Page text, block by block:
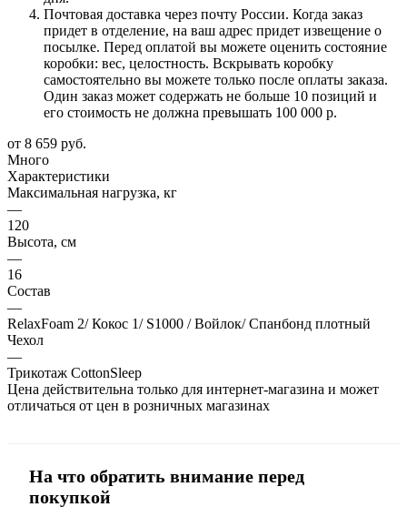
Почтовая доставка через почту России. Когда заказ
придет в отделение, на ваш адрес придет извещение о
посылке. Перед оплатой вы можете оценить состояние
коробки: вес, целостность. Вскрывать коробку
самостоятельно вы можете только после оплаты заказа.
Один заказ может содержать не больше 10 позиций и
его стоимость не должна превышать 100 000 р.
от 8 659 руб.
Много
Характеристики
Максимальная нагрузка, кг
—
120
Высота, см
—
16
Состав
—
RelaxFoam 2/ Кокос 1/ S1000 / Войлок/ Спанбонд плотный
Чехол
—
Трикотаж CottonSleep
Цена действительна только для интернет-магазина и может
отличаться от цен в розничных магазинах
На что обратить внимание перед
покупкой